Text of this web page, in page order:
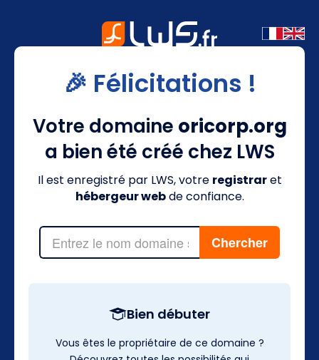
🎉 Félicitations !
Votre domaine oricorp.org
a bien été créé chez LWS
Il est enregistré par LWS, votre registraret
hébergeur webde confiance.
Bien débuter
Vous êtes le propriétaire de ce domaine ?